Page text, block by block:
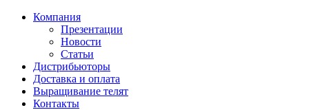
Компания
Презентации
Новости
Статьи
Дистрибьюторы
Доставка и оплата
Выращивание телят
Контакты